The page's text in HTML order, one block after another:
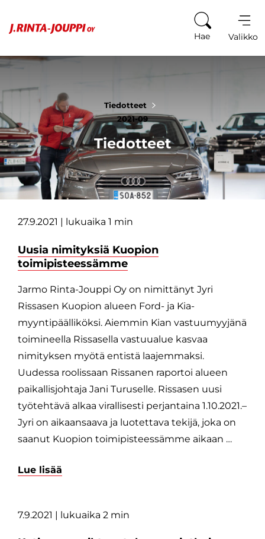
Hae Valikko
Tiedotteet
2021-09
Tiedotteet
27.9.2021 | lukuaika 1 min
Uusia nimityksiä Kuopion
toimipisteessämme
Jarmo Rinta-Jouppi Oy on nimittänyt Jyri
Rissasen Kuopion alueen Ford- ja Kia-
myyntipäälliköksi. Aiemmin Kian vastuumyyjänä
toimineella Rissasella vastuualue kasvaa
nimityksen myötä entistä laajemmaksi.
Uudessa roolissaan Rissanen raportoi alueen
paikallisjohtaja Jani Turuselle. Rissasen uusi
työtehtävä alkaa virallisesti perjantaina 1.10.2021.–
Jyri on aikaansaava ja luotettava tekijä, joka on
saanut Kuopion toimipisteessämme aikaan …
Lue lisää
7.9.2021 | lukuaika 2 min